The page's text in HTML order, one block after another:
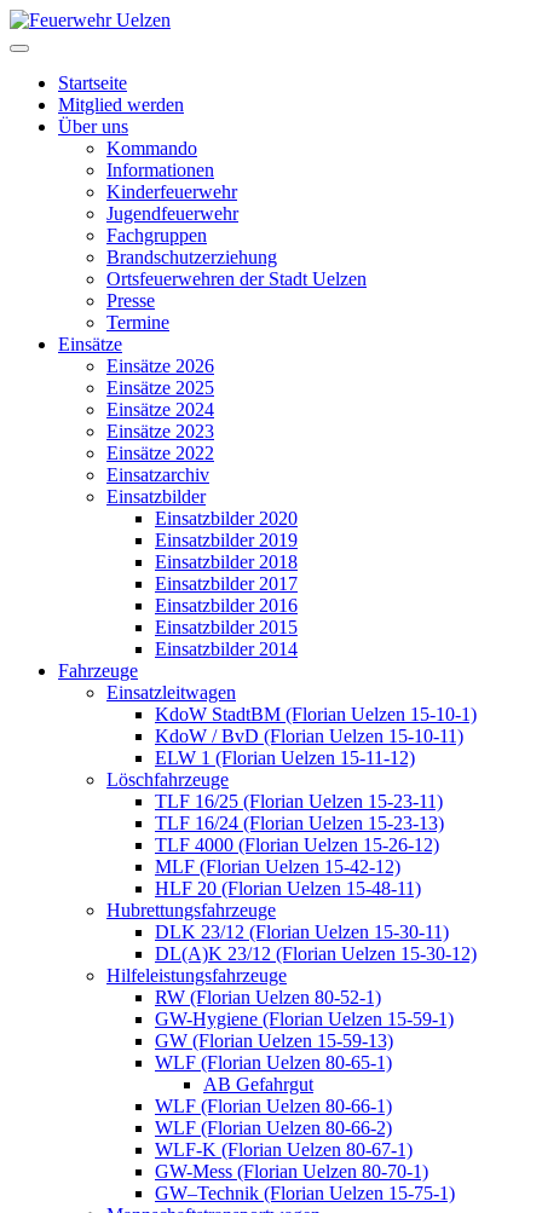
Startseite
Mitglied werden
Über uns
Kommando
Informationen
Kinderfeuerwehr
Jugendfeuerwehr
Fachgruppen
Brandschutzerziehung
Ortsfeuerwehren der Stadt Uelzen
Presse
Termine
Einsätze
Einsätze 2026
Einsätze 2025
Einsätze 2024
Einsätze 2023
Einsätze 2022
Einsatzarchiv
Einsatzbilder
Einsatzbilder 2020
Einsatzbilder 2019
Einsatzbilder 2018
Einsatzbilder 2017
Einsatzbilder 2016
Einsatzbilder 2015
Einsatzbilder 2014
Fahrzeuge
Einsatzleitwagen
KdoW StadtBM (Florian Uelzen 15-10-1)
KdoW / BvD (Florian Uelzen 15-10-11)
ELW 1 (Florian Uelzen 15-11-12)
Löschfahrzeuge
TLF 16/25 (Florian Uelzen 15-23-11)
TLF 16/24 (Florian Uelzen 15-23-13)
TLF 4000 (Florian Uelzen 15-26-12)
MLF (Florian Uelzen 15-42-12)
HLF 20 (Florian Uelzen 15-48-11)
Hubrettungsfahrzeuge
DLK 23/12 (Florian Uelzen 15-30-11)
DL(A)K 23/12 (Florian Uelzen 15-30-12)
Hilfeleistungsfahrzeuge
RW (Florian Uelzen 80-52-1)
GW-Hygiene (Florian Uelzen 15-59-1)
GW (Florian Uelzen 15-59-13)
WLF (Florian Uelzen 80-65-1)
AB Gefahrgut
WLF (Florian Uelzen 80-66-1)
WLF (Florian Uelzen 80-66-2)
WLF-K (Florian Uelzen 80-67-1)
GW-Mess (Florian Uelzen 80-70-1)
GW–Technik (Florian Uelzen 15-75-1)